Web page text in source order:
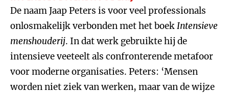
De naam Jaap Peters is voor veel professionals
onlosmakelijk verbonden met het boekIntensieve
menshouderij. In dat werk gebruikte hij de
intensieve veeteelt als confronterende metafoor
voor moderne organisaties. Peters: ‘Mensen
worden niet ziek van werken, maar van de wijze